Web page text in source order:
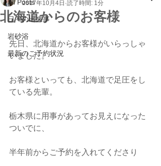
All Posts
日々の出来事
岩砂浴
最新のご予約状況
北海道からのお客様
2017年10月4日 読了時間: 1分
先日、北海道からお客様がいらっしゃ
いました。
お客様といっても、北海道で足圧をし
ている先輩。
栃木県に用事があってお見えになった
ついでに、
半年前からご予約を入れてくださり